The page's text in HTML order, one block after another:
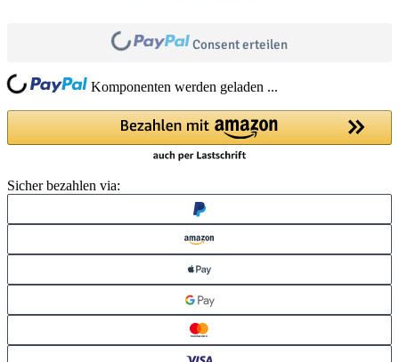
Loading... Consent erteilen
Loading... Komponenten werden geladen ...
Sicher bezahlen via: